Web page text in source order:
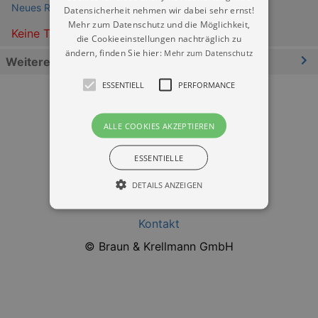
Neues Rathaus Dresden
Keine Termine
Weitere Informationen
Datenschutz
Kontakt
© Braun & Krellmann GmbH
Datensicherheit nehmen wir dabei sehr ernst!
Mehr zum Datenschutz und die Möglichkeit,
die Cookieeinstellungen nachträglich zu
ändern, finden Sie hier: Mehr zum Datenschutz
ESSENTIELL PERFORMANCE
ALLE COOKIES AKZEPTIEREN
ESSENTIELLE
DETAILS ANZEIGEN